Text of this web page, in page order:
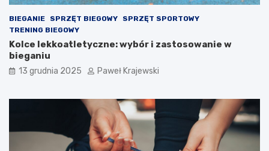
BIEGANIE SPRZĘT BIEGOWY
SPRZĘT SPORTOWY
TRENING BIEGOWY
Kolce lekkoatletyczne: wybór i zastosowanie w
bieganiu
13 grudnia 2025 Paweł Krajewski